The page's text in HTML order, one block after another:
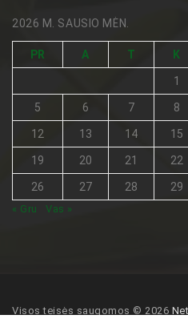
2026 M. SAUSIO MĖN.
PR A T K
1
5 6 7 8
12 13 14 15
19 20 21 22
26 27 28 29
« Gru Vas »
Visos teisės saugomos © 2026